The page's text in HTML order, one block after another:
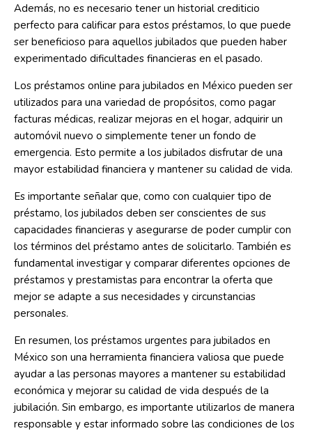
Además, no es necesario tener un historial crediticio
perfecto para calificar para estos préstamos, lo que puede
ser beneficioso para aquellos jubilados que pueden haber
experimentado dificultades financieras en el pasado.
Los préstamos online para jubilados en México pueden ser
utilizados para una variedad de propósitos, como pagar
facturas médicas, realizar mejoras en el hogar, adquirir un
automóvil nuevo o simplemente tener un fondo de
emergencia. Esto permite a los jubilados disfrutar de una
mayor estabilidad financiera y mantener su calidad de vida.
Es importante señalar que, como con cualquier tipo de
préstamo, los jubilados deben ser conscientes de sus
capacidades financieras y asegurarse de poder cumplir con
los términos del préstamo antes de solicitarlo. También es
fundamental investigar y comparar diferentes opciones de
préstamos y prestamistas para encontrar la oferta que
mejor se adapte a sus necesidades y circunstancias
personales.
En resumen, los préstamos urgentes para jubilados en
México son una herramienta financiera valiosa que puede
ayudar a las personas mayores a mantener su estabilidad
económica y mejorar su calidad de vida después de la
jubilación. Sin embargo, es importante utilizarlos de manera
responsable y estar informado sobre las condiciones de los